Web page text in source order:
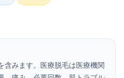
含みます。医療脱毛は医療機関